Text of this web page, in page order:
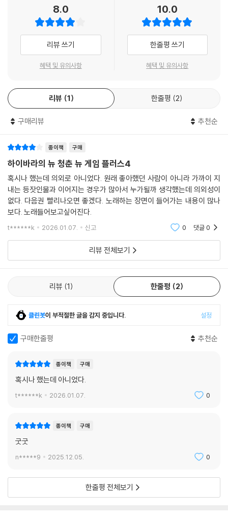
8.0
리뷰 쓰기
혜택 및 유의사항
10.0
한줄평 쓰기
혜택 및 유의사항
리뷰 1 한줄평 2
구매리뷰 추천순
종이책 구매
하이바라의 뉴 청춘 뉴 게임 플러스4
혹시나 했는데 의외로 아니었다. 원래 좋아했던 사람이 아니라 가까이 지
내는 등잣인물과 이어지는 경우가 많아서 누가될까 생각했는데 의외성이
없다. 다음권 빨리나오면 좋겠다. 노래하는 장면이 들어가는 내용이 많나
보다. 노래들어보고싶어진다.
t******k 2026.01.07. 신고 0 댓글0
리뷰 전체보기
리뷰 1 한줄평 2
클린봇이 부적절한 글을 감지 중입니다. 설정
구매한줄평 추천순
종이책 구매
혹시나 했는데 아니었다.
t******k 2026.01.07. 0
종이책 구매
굿굿
n*****9 2025.12.05. 0
한줄평 전체보기